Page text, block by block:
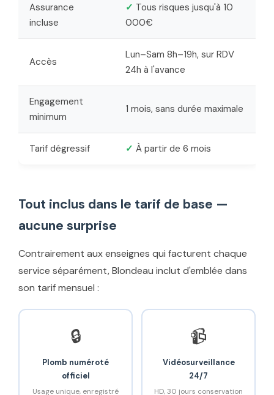
Assurance
incluse
✓ Tous risques jusqu'à 10
000€
Accès
Lun–Sam 8h–19h, sur RDV
24h à l'avance
Engagement
minimum
1 mois, sans durée maximale
Tarif dégressif ✓ À partir de 6 mois
Tout inclus dans le tarif de base —
aucune surprise
Contrairement aux enseignes qui facturent chaque
service séparément, Blondeau inclut d'emblée dans
son tarif mensuel :
🔒
Plomb numéroté
officiel
Usage unique, enregistré
📹
Vidéosurveillance
24/7
HD, 30 jours conservation